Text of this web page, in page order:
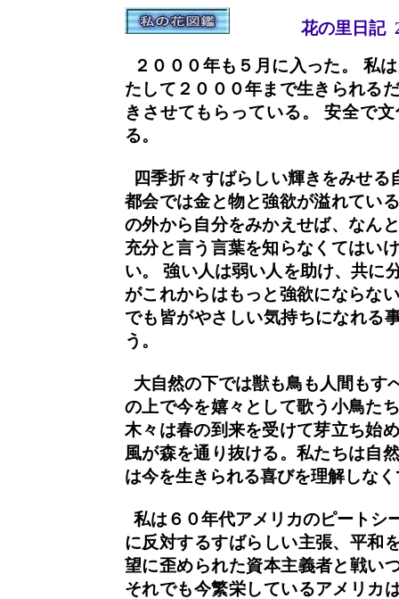
花の里日記
２０００年も５月に入った。 私
たして２０００年まで生きられる
きさせてもらっている。 安全で
る。
四季折々すばらしい輝きをみせ
都会では金と物と強欲が溢れてい
の外から自分をみかえせば、なん
充分と言う言葉を知らなくてはい
い。 強い人は弱い人を助け、共に
がこれからはもっと強欲にならな
でも皆がやさしい気持ちになれる
う。
大自然の下では獣も鳥も人間もす
の上で今を嬉々として歌う小鳥た
木々は春の到来を受けて芽立ち始
風が森を通り抜ける。私たちは自
は今を生きられる喜びを理解しな
私は６０年代アメリカのピートシ
に反対するすばらしい主張、平和
望に歪められた資本主義者と戦い
それでも今繁栄しているアメリカ